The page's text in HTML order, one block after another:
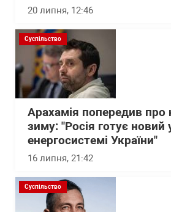
20 липня, 12:46
Суспільство
Арахамія попередив про
зиму: "Росія готує новий
енергосистемі України"
16 липня, 21:42
Суспільство